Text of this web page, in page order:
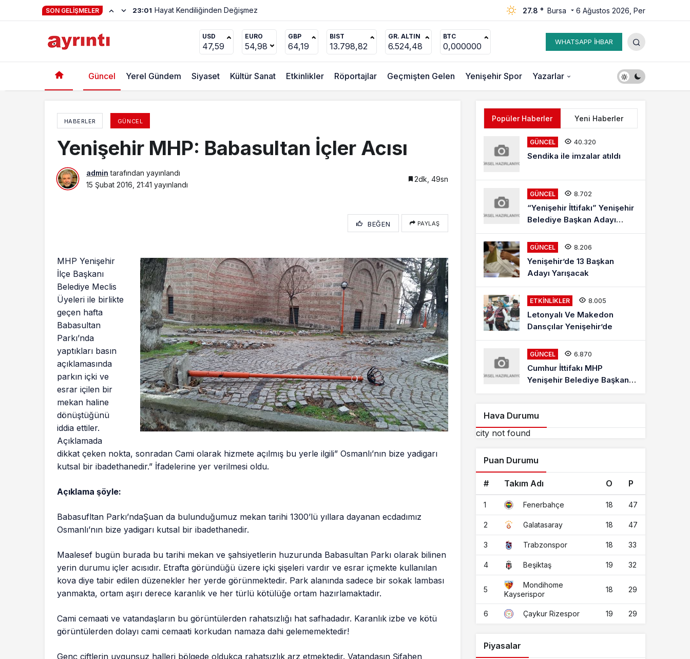
SON GELIŞMELER 27.8 ° Bursa 6 Ağustos 2026, Per
USD
47,59
EURO
54,98
GBP
64,19
BIST
13.798,82
GR. ALTIN
6.524,48
BTC
0,000000 WHATSAPP İHBAR
Güncel Yerel Gündem Siyaset Kültür Sanat Etkinlikler Röportajlar Geçmişten Gelen Yenişehir Spor Yazarlar
HABERLER GÜNCEL
Yenişehir MHP: Babasultan İçler Acısı
admin tarafından yayınlandı
15 Şubat 2016, 21:41 yayınlandı
2dk, 49sn
BEĞEN PAYLAŞ
MHP Yenişehir
İlçe Başkanı
Belediye Meclis
Üyeleri ile birlikte
geçen hafta
Babasultan
Parkı’nda
yaptıkları basın
açıklamasında
parkın içki ve
esrar içilen bir
mekan haline
dönüştüğünü
iddia ettiler.
Açıklamada
dikkat çeken nokta, sonradan Cami olarak hizmete açılmış bu yerle ilgili” Osmanlı’nın bize yadigarı
kutsal bir ibadethanedir.” İfadelerine yer verilmesi oldu.
Açıklama şöyle:
Babasufltan Parkı’ndaŞuan da bulunduğumuz mekan tarihi 1300’lü yıllara dayanan ecdadımız
Osmanlı’nın bize yadigarı kutsal bir ibadethanedir.
Maalesef bugün burada bu tarihi mekan ve şahsiyetlerin huzurunda Babasultan Parkı olarak bilinen
yerin durumu içler acısıdır. Etrafta göründüğü üzere içki şişeleri vardır ve esrar içmekte kullanılan
kova diye tabir edilen düzenekler her yerde görünmektedir. Park alanında sadece bir sokak lambası
yanmakta, ortam aşırı derece karanlık ve her türlü kötülüğe ortam hazırlamaktadır.
Cami cemaati ve vatandaşların bu görüntülerden rahatsızlığı hat safhadadır. Karanlık izbe ve kötü
görüntülerden dolayı cami cemaati korkudan namaza dahi gelememektedir!
Genç çiftlerin uygunsuz halleri bölgede oldukça rahatsızlık arz etmektedir. Vatandaşın Şifahen
Popüler Haberler Yeni Haberler
GÜNCEL 40.320
Sendika ile imzalar atıldı
GÜNCEL 8.702
“Yenişehir İttifakı” Yenişehir
Belediye Başkan Adayı
Mehmet Kaya Röportajı
GÜNCEL 8.206
Yenişehir’de 13 Başkan
Adayı Yarışacak
ETKINLIKLER 8.005
Letonyalı Ve Makedon
Dansçılar Yenişehir’de
GÜNCEL 6.870
Cumhur İttifakı MHP
Yenişehir Belediye Başkan
Hava Durumu
city not found
Puan Durumu
# Takım Adı O P
1 Fenerbahçe 18 47
2 Galatasaray 18 47
3 Trabzonspor 18 33
4 Beşiktaş 19 32
5
Mondihome
Kayserispor
18 29
6 Çaykur Rizespor 19 29
Piyasalar
Yenişehir MHP: Ekmek Zammı Yasal Değil